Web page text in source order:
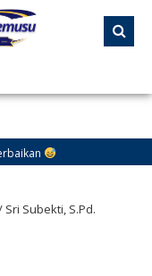
Sri Subekti, S.Pd.